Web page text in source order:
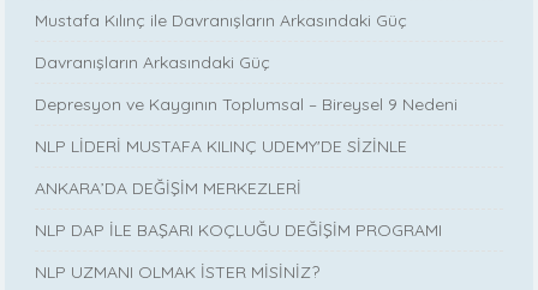
Mustafa Kılınç ile Davranışların Arkasındaki Güç
Davranışların Arkasındaki Güç
Depresyon ve Kaygının Toplumsal – Bireysel 9 Nedeni
NLP LİDERİ MUSTAFA KILINÇ UDEMY'DE SİZİNLE
ANKARA’DA DEĞİŞİM MERKEZLERİ
NLP DAP İLE BAŞARI KOÇLUĞU DEĞİŞİM PROGRAMI
NLP UZMANI OLMAK İSTER MİSİNİZ?